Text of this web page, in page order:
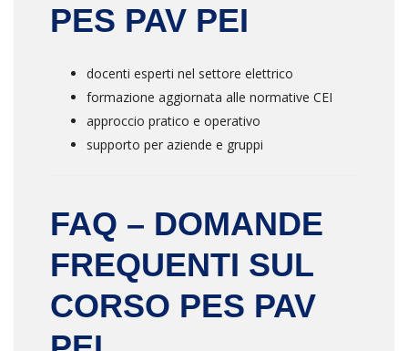
PES PAV PEI
docenti esperti nel settore elettrico
formazione aggiornata alle normative CEI
approccio pratico e operativo
supporto per aziende e gruppi
FAQ – DOMANDE
FREQUENTI SUL
CORSO PES PAV